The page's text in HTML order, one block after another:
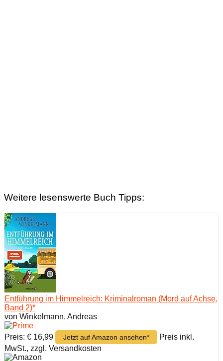
Weitere lesenswerte Buch Tipps:
Entführung im Himmelreich: Kriminalroman (Mord auf Achse,
Band 2)*
von Winkelmann, Andreas
Preis: € 16,99 Jetzt auf Amazon ansehen*
Preis inkl.
MwSt., zzgl. Versandkosten